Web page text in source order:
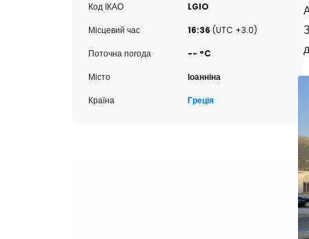
Код ІКАО
LGIO
Місцевий час
16:36 (UTC +3.0)
Поточна погода
-- °C
Місто
Іоанніна
Країна
Греція